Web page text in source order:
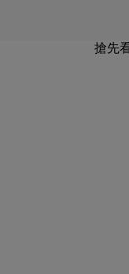
搶先